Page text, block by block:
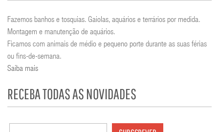
Fazemos banhos e tosquias. Gaiolas, aquários e terrários por medida.
Montagem e manutenção de aquários.
Ficamos com animais de médio e pequeno porte durante as suas férias
ou fins-de-semana.
Saiba mais
RECEBA TODAS AS NOVIDADES